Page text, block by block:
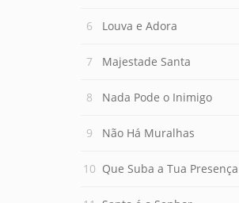
Louva e Adora
Majestade Santa
Nada Pode o Inimigo
Não Há Muralhas
Que Suba a Tua Presença